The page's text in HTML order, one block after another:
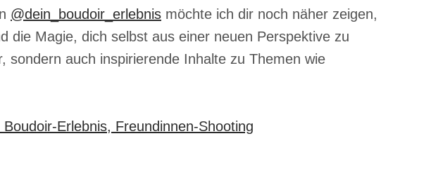
@dein_boudoir_erlebnis möchte ich dir noch näher zeigen,
die Magie, dich selbst aus einer neuen Perspektive zu
auch inspirierende Inhalte zu Themen wie